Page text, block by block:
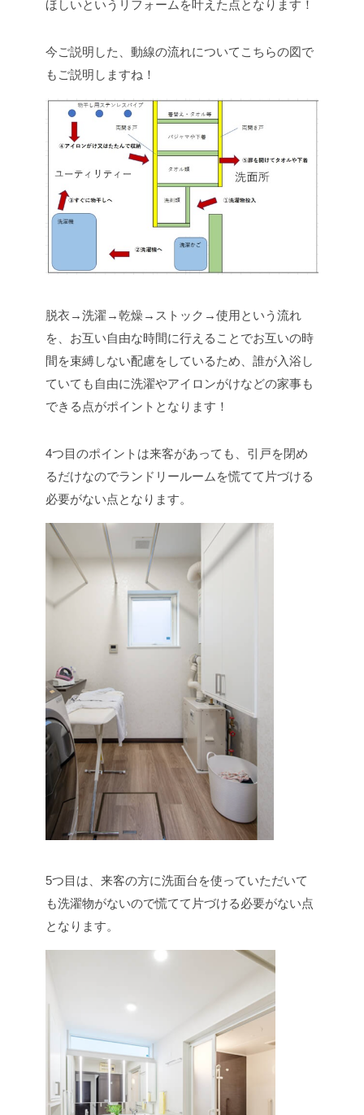
ほしいというリフォームを叶えた点となります！
今ご説明した、動線の流れについてこちらの図で
もご説明しますね！
脱衣→洗濯→乾燥→ストック→使用という流れ
を、お互い自由な時間に行えることでお互いの時
間を束縛しない配慮をしているため、誰が入浴し
ていても自由に洗濯やアイロンがけなどの家事も
できる点がポイントとなります！
4つ目のポイントは来客があっても、引戸を閉め
るだけなのでランドリールームを慌てて片づける
必要がない点となります。
5つ目は、来客の方に洗面台を使っていただいて
も洗濯物がないので慌てて片づける必要がない点
となります。